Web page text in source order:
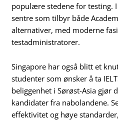
populære stedene for testing.
sentre som tilbyr både
alternativer, med moderne
testadministratorer.
Singapore har også blitt et
studenter som ønsker å ta
beliggenhet i Sørøst-Asia gjør
kandidater fra nabolandene.
effektivitet og høye